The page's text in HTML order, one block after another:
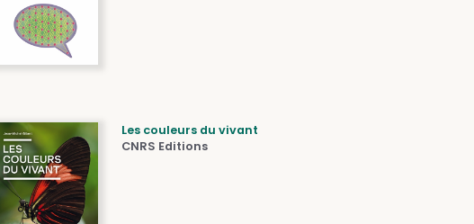
Les couleurs du vivant
CNRS Editions